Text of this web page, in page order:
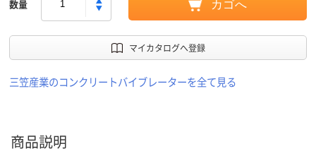
数量 カゴへ
マイカタログへ登録
三笠産業のコンクリートバイブレーターを全て見る
商品説明